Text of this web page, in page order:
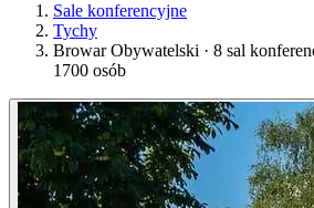
Sale konferencyjne
Tychy
Browar Obywatelski · 8 sal
1700 osób